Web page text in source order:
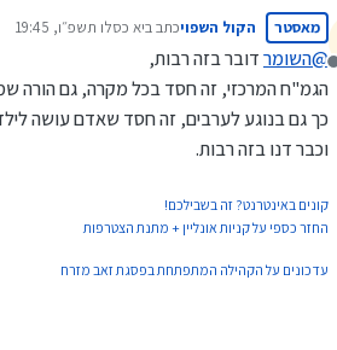
יכל לעשות משהו פשוט אחר ולהרוויח אף
שיש יותר ילדים היה מוסיף 30 שקל בחודש על הביטוח האם לזה יקרא חסד???
מנותק
מאסטר הקול השפויכתב ביא כסלו תשפ״ו, 19:45
נערך לאחרונה על ידי
@השומרדובר בזה רבות,
הגמ"ח המרכזי, זה חסד בכל מקרה, גם הורה
כך גם בנוגע לערבים, זה חסד שאדם עושה
וכבר דנו בזה רבות.
קונים באינטרנט? זה בשבילכם!
החזר כספי על קניות אונליין + מתנת הצטרפות
עדכונים על הקהילה המתפתחת בפסגת זאב מזרח